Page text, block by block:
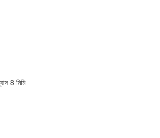
8 মিমি